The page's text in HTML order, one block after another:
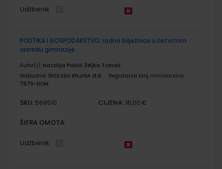
Udžbenik
POLITIKA I GOSPODARSTVO; radna bilježnica u četvrtom
razredu gimnazije
Autor(i): Natalija Palčić Željka Travaš
Nakladnik: ŠKOLSKA KNJIGA d.d.
Registarski broj ministarstva:
7676-DOM
SKU: 569510 CIJENA: 16,00 €
ŠIFRA OMOTA:
Udžbenik